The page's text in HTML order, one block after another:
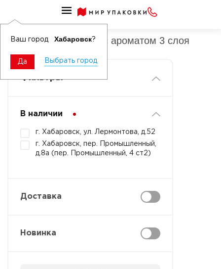
Ваш город Хабаровск?
Да Выбрать город
Платочки бумажные с ароматом 3 слоя
Фильтры
В наличии
г. Хабаровск, ул. Лермонтова, д.52
г. Хабаровск, пер. Промышленный,
д.8а (пер. Промышленный, 4 ст2)
Доставка
Новинка